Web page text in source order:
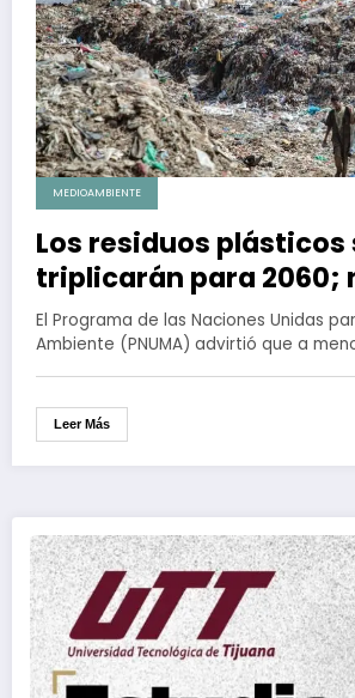
MEDIOAMBIENTE
Los residuos plásticos
triplicarán para 2060;
tratado para impedirlo
El Programa de las Naciones Unidas
Ambiente (PNUMA) advirtió que a
Leer Más